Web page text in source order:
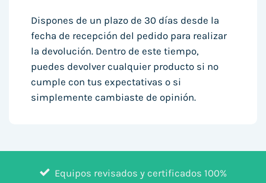
Dispones de un plazo de 30 días desde la
fecha de recepción del pedido para realizar
la devolución. Dentro de este tiempo,
puedes devolver cualquier producto si no
cumple con tus expectativas o si
simplemente cambiaste de opinión.
Equipos revisados y certificados 100%